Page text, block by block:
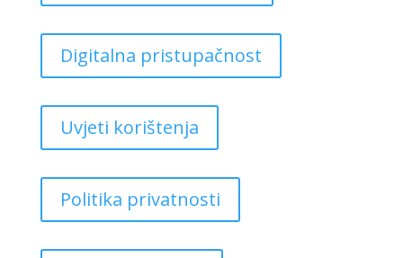
Digitalna pristupačnost
Uvjeti korištenja
Politika privatnosti